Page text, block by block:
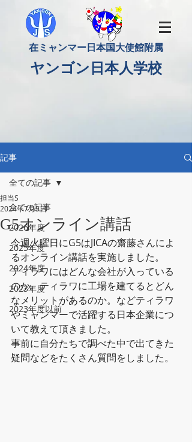
​在ミャンマー日本国大使館附属
​ヤンゴン日本人学校
記事
全ての記事
2026年度
2025年度
2024年度
2023年度
2023年度以前
全ての記事
G5オンライン講話
担当S
2024年7月5日
今週火曜日にG5はJICAの齋藤さんによ
るオンライン講話を実施しました。
ティラワにはどんな会社が入っている
のか。ティラワに工場を建てるとどん
なメリットがあるのか。などティラワ
やミャンマーで活躍する日本企業につ
いて教えて頂きました。
事前に自分たちで調べた中で出てきた
疑問などをたくさん質問をしました。